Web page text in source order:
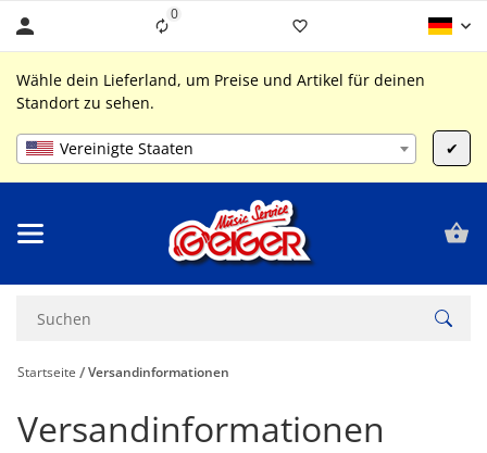
0Liste ist leer
Wähle dein Lieferland, um Preise und Artikel für deinen
Standort zu sehen.
Vereinigte Staaten ✔
Startseite Versandinformationen
Versandinformationen